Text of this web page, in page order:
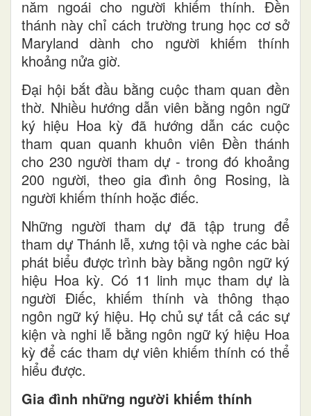
năm ngoái cho người khiếm thính. Đền
thánh này chỉ cách trường trung học cơ sở
Maryland dành cho người khiếm thính
khoảng nửa giờ.
Đại hội bắt đầu bằng cuộc tham quan đền
thờ. Nhiều hướng dẫn viên bằng ngôn ngữ
ký hiệu Hoa kỳ đã hướng dẫn các cuộc
tham quan quanh khuôn viên Đền thánh
cho 230 người tham dự - trong đó khoảng
200 người, theo gia đình ông Rosing, là
người khiếm thính hoặc điếc.
Những người tham dự đã tập trung để
tham dự Thánh lễ, xưng tội và nghe các bài
phát biểu được trình bày bằng ngôn ngữ ký
hiệu Hoa kỳ. Có 11 linh mục tham dự là
người Điếc, khiếm thính và thông thạo
ngôn ngữ ký hiệu. Họ chủ sự tất cả các sự
kiện và nghi lễ bằng ngôn ngữ ký hiệu Hoa
kỳ để các tham dự viên khiếm thính có thể
hiểu được.
Gia đình những người khiếm thính